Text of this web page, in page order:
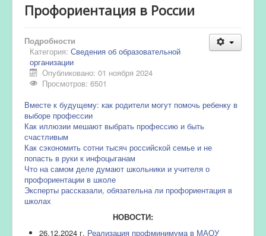
Профориентация в России
Подробности
Категория: Сведения об образовательной
организации
Опубликовано: 01 ноября 2024
Просмотров: 6501
Вместе к будущему: как родители могут помочь ребенку в
выборе профессии
Как иллюзии мешают выбрать профессию и быть
счастливым
Как сэкономить сотни тысяч российской семье и не
попасть в руки к инфоцыганам
Что на самом деле думают школьники и учителя о
профориентации в школе
Эксперты рассказали, обязательна ли профориентация в
школах
НОВОСТИ:
26.12.2024 г. Реализация профминимума в МАОУ